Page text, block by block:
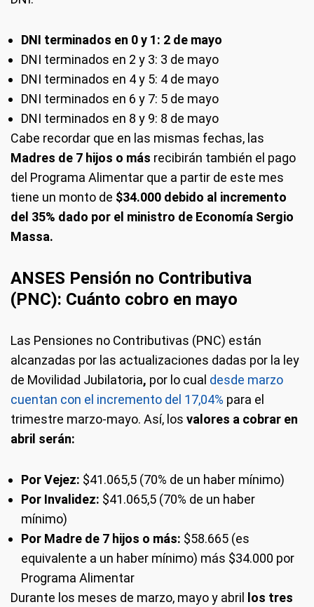
DNI terminados en 0 y 1: 2 de mayo
DNI terminados en 2 y 3: 3 de mayo
DNI terminados en 4 y 5: 4 de mayo
DNI terminados en 6 y 7: 5 de mayo
DNI terminados en 8 y 9: 8 de mayo
Cabe recordar que en las mismas fechas, las
Madres de 7 hijos o más recibirán también el pago
del Programa Alimentar que a partir de este mes
tiene un monto de $34.000 debido al incremento
del 35% dado por el ministro de Economía Sergio
Massa.
ANSES Pensión no Contributiva
(PNC): Cuánto cobro en mayo
Las Pensiones no Contributivas (PNC) están
alcanzadas por las actualizaciones dadas por la ley
de Movilidad Jubilatoria, por lo cual desde marzo
cuentan con el incremento del 17,04% para el
trimestre marzo-mayo. Así, los valores a cobrar en
abril serán:
Por Vejez: $41.065,5 (70% de un haber mínimo)
Por Invalidez: $41.065,5 (70% de un haber
mínimo)
Por Madre de 7 hijos o más: $58.665 (es
equivalente a un haber mínimo) más $34.000 por
Programa Alimentar
Durante los meses de marzo, mayo y abril
los tres